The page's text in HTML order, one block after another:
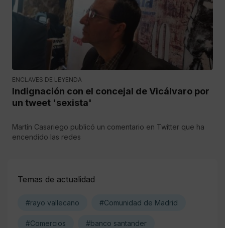
ENCLAVES DE LEYENDA
Indignación con el concejal de Vicálvaro por
un tweet 'sexista'
Martín Casariego publicó un comentario en Twitter que ha
encendido las redes
Temas de actualidad
#rayo vallecano #Comunidad de Madrid
#Comercios #banco santander